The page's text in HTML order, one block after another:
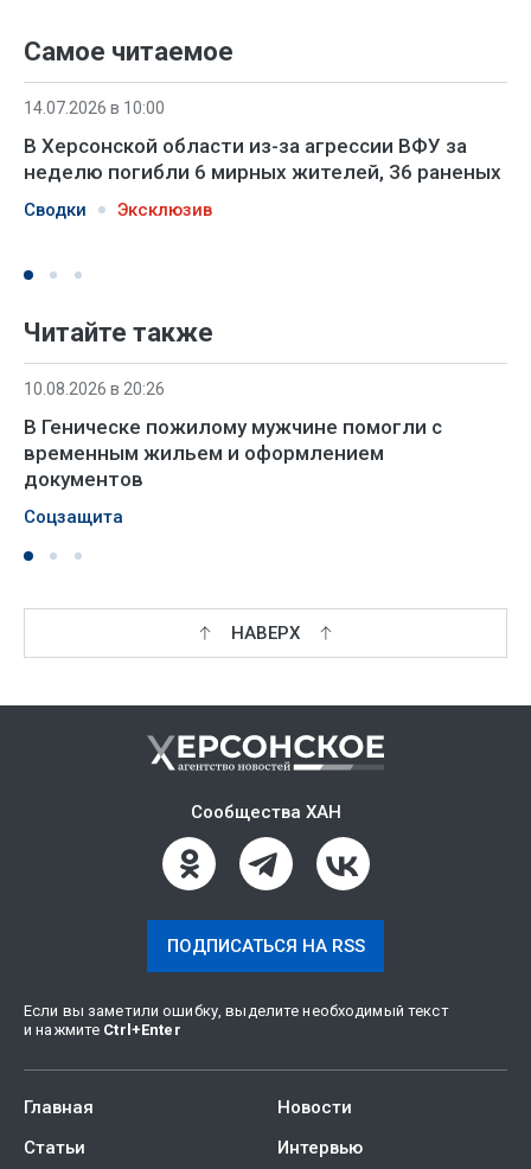
Самое читаемое
14.07.2026 в 10:00
В Херсонской области из-за агрессии ВФУ за
неделю погибли 6 мирных жителей, 36 раненых
Сводки Эксклюзив
Читайте также
10.08.2026 в 20:26
В Геническе пожилому мужчине помогли с
временным жильем и оформлением
документов
Соцзащита
НАВЕРХ
Сообщества ХАН
ПОДПИСАТЬСЯ НА RSS
Если вы заметили ошибку, выделите необходимый текст
и нажмите Ctrl +Enter
Главная
Новости
Статьи
Интервью